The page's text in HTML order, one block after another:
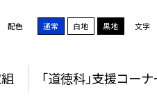
配色 通常 白地 黒地 文字
「道徳科」支援コー